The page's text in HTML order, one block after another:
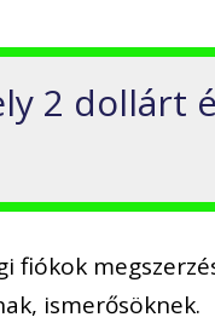
2 dollárt
fiókok
ismerősöknek.